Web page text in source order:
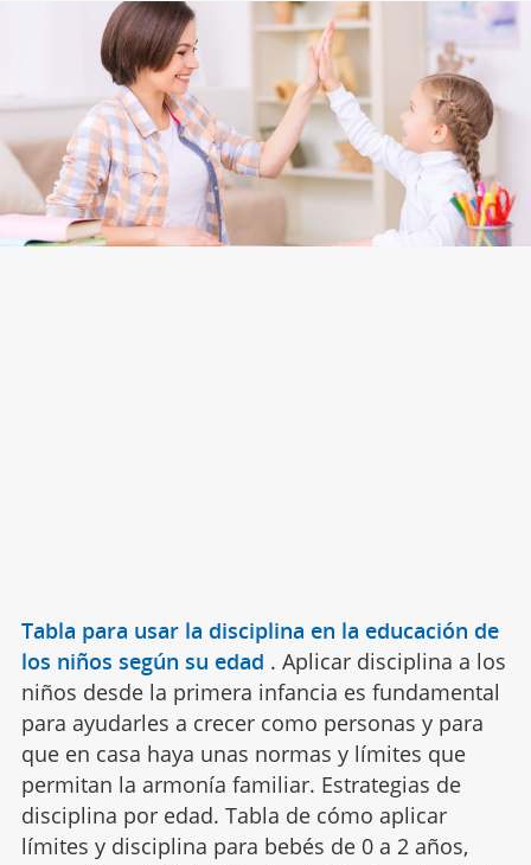
Tabla para usar la disciplina en la educación de
los niños según su edad . Aplicar disciplina a los
niños desde la primera infancia es fundamental
para ayudarles a crecer como personas y para
que en casa haya unas normas y límites que
permitan la armonía familiar. Estrategias de
disciplina por edad. Tabla de cómo aplicar
límites y disciplina para bebés de 0 a 2 años,